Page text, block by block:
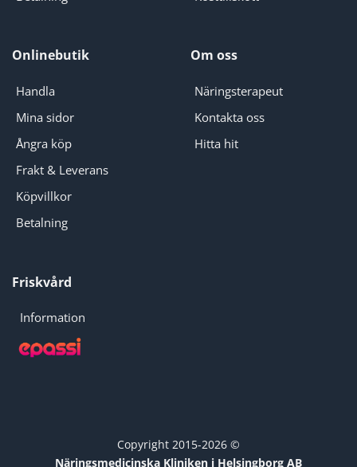
Onlinebutik
Handla
Mina sidor
Ångra köp
Frakt & Leverans
Köpvillkor
Betalning
Om oss
Näringsterapeut
Kontakta oss
Hitta hit
Friskvård
Information
Copyright 2015-2026 ©
Näringsmedicinska Kliniken i Helsingborg AB